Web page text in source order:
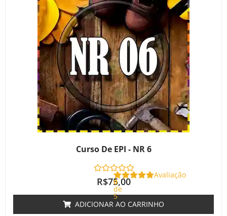
Curso De EPI - NR 6
Avaliação
0
de
5
R$75,00
ADICIONAR AO CARRINHO